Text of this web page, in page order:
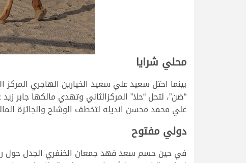
محلي شرايا
علي محمد محسن انديله لتخطف الوشاح والجائزة المالية
دولي مفتوح